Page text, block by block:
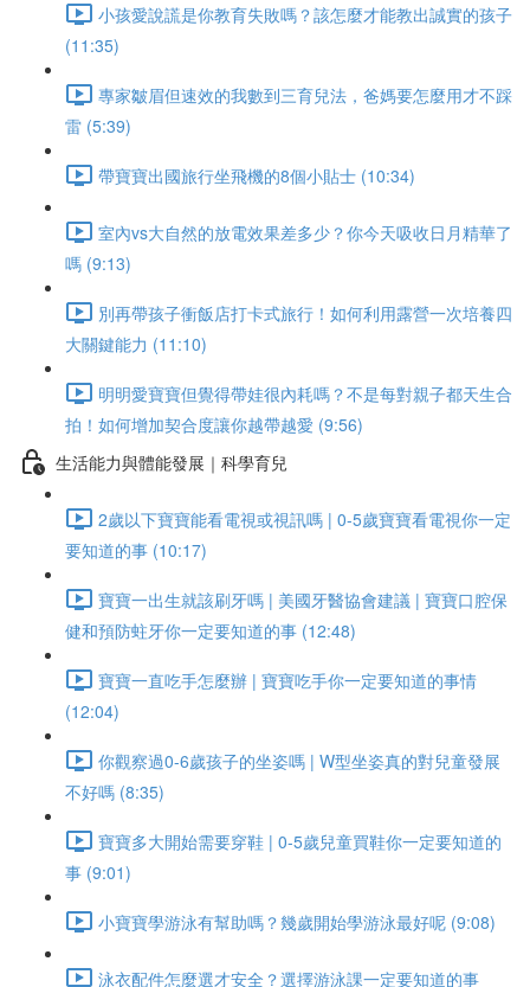
小孩愛說謊是你教育失敗嗎？該怎麼才能教出誠實的孩子
(11:35)
專家皺眉但速效的我數到三育兒法，爸媽要怎麼用才不踩
雷 (5:39)
帶寶寶出國旅行坐飛機的8個小貼士 (10:34)
室內vs大自然的放電效果差多少？你今天吸收日月精華了
嗎 (9:13)
別再帶孩子衝飯店打卡式旅行！如何利用露營一次培養四
大關鍵能力 (11:10)
明明愛寶寶但覺得帶娃很內耗嗎？不是每對親子都天生合
拍！如何增加契合度讓你越帶越愛 (9:56)
生活能力與體能發展｜科學育兒
2歲以下寶寶能看電視或視訊嗎 | 0-5歲寶寶看電視你一定
要知道的事 (10:17)
寶寶一出生就該刷牙嗎 | 美國牙醫協會建議 | 寶寶口腔保
健和預防蛀牙你一定要知道的事 (12:48)
寶寶一直吃手怎麼辦 | 寶寶吃手你一定要知道的事情
(12:04)
你觀察過0-6歲孩子的坐姿嗎 | W型坐姿真的對兒童發展
不好嗎 (8:35)
寶寶多大開始需要穿鞋 | 0-5歲兒童買鞋你一定要知道的
事 (9:01)
小寶寶學游泳有幫助嗎？幾歲開始學游泳最好呢 (9:08)
泳衣配件怎麼選才安全？選擇游泳課一定要知道的事